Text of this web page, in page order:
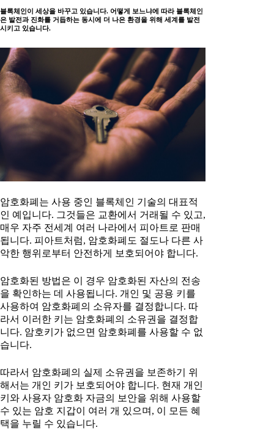
블록체인이 세상을 바꾸고 있습니다. 어떻게 보느냐에 따라 블록체인
은 발전과 진화를 거듭하는 동시에 더 나은 환경을 위해 세계를 발전
시키고 있습니다.
암호화폐는 사용 중인 블록체인 기술의 대표적
인 예입니다. 그것들은 교환에서 거래될 수 있고,
매우 자주 전세계 여러 나라에서 피아트로 판매
됩니다. 피아트처럼, 암호화폐도 절도나 다른 사
악한 행위로부터 안전하게 보호되어야 합니다.
암호화된 방법은 이 경우 암호화된 자산의 전송
을 확인하는 데 사용됩니다. 개인 및 공용 키를
사용하여 암호화폐의 소유자를 결정합니다. 따
라서 이러한 키는 암호화폐의 소유권을 결정합
니다. 암호키가 없으면 암호화폐를 사용할 수 없
습니다.
따라서 암호화폐의 실제 소유권을 보존하기 위
해서는 개인 키가 보호되어야 합니다. 현재 개인
키와 사용자 암호화 자금의 보안을 위해 사용할
수 있는 암호 지갑이 여러 개 있으며, 이 모든 혜
택을 누릴 수 있습니다.